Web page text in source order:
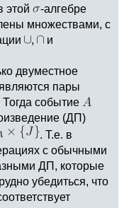
этой
-алгебре
множествами, с
,
и
двуместное
пары
событие
(ДП)
. Т.е. в
с обычными
ДП, которые
убедиться, что